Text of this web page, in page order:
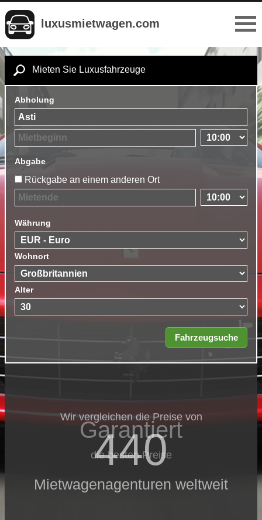
luxusmietwagen.com
Mieten Sie Luxusfahrzeuge
Abholung
Abgabe
Rückgabe an einem anderen Ort
Währung
Wohnort
Alter
Wir vergleichen die Preise von
440
Mietwagenagenturen weltweit
Garantiert
die besten Preise